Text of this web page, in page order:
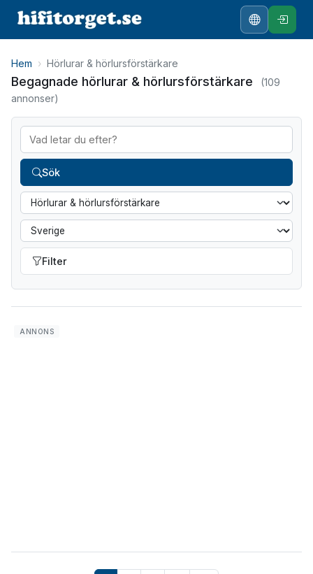
Hem › Hörlurar & hörlursförstärkare
Begagnade hörlurar & hörlursförstärkare
(109
annonser)
Sök
Filter